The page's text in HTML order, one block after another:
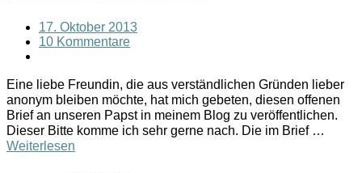
17. Oktober 2013
10 Kommentare
Eine liebe Freundin, die aus verständlichen Gründen lieber
anonym bleiben möchte, hat mich gebeten, diesen offenen
Brief an unseren Papst in meinem Blog zu veröffentlichen.
Dieser Bitte komme ich sehr gerne nach. Die im Brief …
Weiterlesen